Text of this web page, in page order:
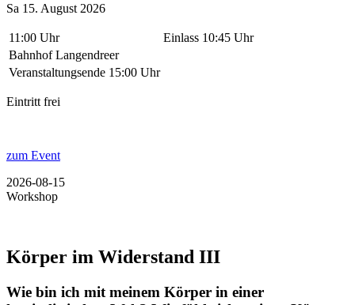
Sa 15. August 2026
11:00 Uhr
Einlass 10:45 Uhr
Bahnhof Langendreer
Veranstaltungsende 15:00 Uhr
Eintritt frei
zum Event
2026-08-15
Workshop
Körper im Widerstand III
Wie bin ich mit meinem Körper in einer